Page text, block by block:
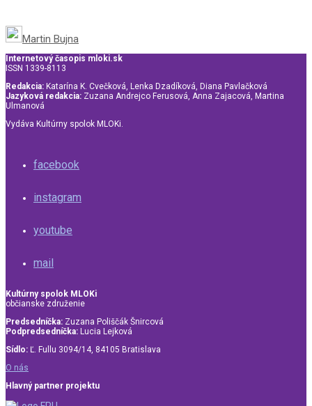
Martin Bujna
Internetový časopis mloki.sk
ISSN 1339-8113
Redakcia: Katarína K. Cvečková, Lenka Dzadíková, Diana Pavlačková
Jazyková redakcia: Zuzana Andrejco Ferusová, Anna Zajacová, Martina
Ulmanová
Vydáva Kultúrny spolok MLOKi.
facebook
instagram
youtube
mail
Kultúrny spolok MLOKi
občianske združenie
Predsedníčka: Zuzana Poliščák Šnircová
Podpredsedníčka: Lucia Lejková
Sídlo: Ľ. Fullu 3094/14, 84105 Bratislava
O nás
Hlavný partner projektu